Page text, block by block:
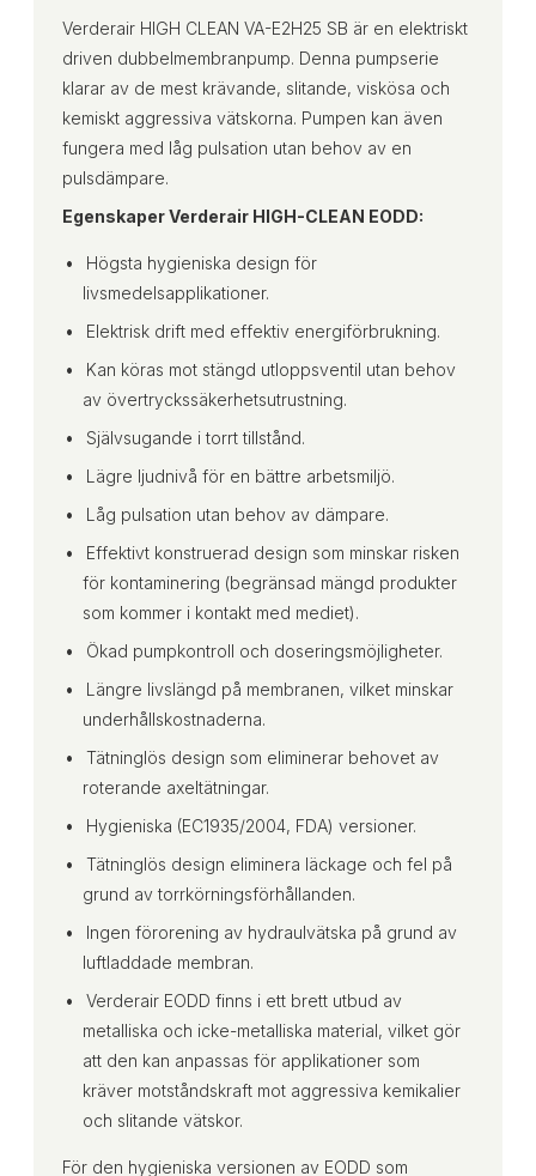
Verderair HIGH CLEAN VA-E2H25 SB är en elektriskt
driven dubbelmembranpump. Denna pumpserie
klarar av de mest krävande, slitande, viskösa och
kemiskt aggressiva vätskorna. Pumpen kan även
fungera med låg pulsation utan behov av en
pulsdämpare.
Egenskaper Verderair HIGH-CLEAN EODD:
Högsta hygieniska design för
livsmedelsapplikationer.
Elektrisk drift med effektiv energiförbrukning.
Kan köras mot stängd utloppsventil utan behov
av övertryckssäkerhetsutrustning.
Självsugande i torrt tillstånd.
Lägre ljudnivå för en bättre arbetsmiljö.
Låg pulsation utan behov av dämpare.
Effektivt konstruerad design som minskar risken
för kontaminering (begränsad mängd produkter
som kommer i kontakt med mediet).
Ökad pumpkontroll och doseringsmöjligheter.
Längre livslängd på membranen, vilket minskar
underhållskostnaderna.
Tätninglös design som eliminerar behovet av
roterande axeltätningar.
Hygieniska (EC1935/2004, FDA) versioner.
Tätninglös design eliminera läckage och fel på
grund av torrkörningsförhållanden.
Ingen förorening av hydraulvätska på grund av
luftladdade membran.
Verderair EODD finns i ett brett utbud av
metalliska och icke-metalliska material, vilket gör
att den kan anpassas för applikationer som
kräver motståndskraft mot aggressiva kemikalier
och slitande vätskor.
För den hygieniska versionen av EODD som